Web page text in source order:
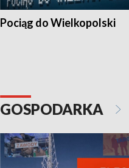
Pociąg do Wielkopolski
GOSPODARKA